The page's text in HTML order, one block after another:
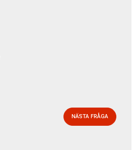
NÄSTA FRÅGA